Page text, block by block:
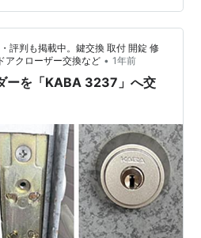
するという作業はスムーズに完
ピンシリンダーとは異なる構造
…評判も掲載中。鍵交換 取付 開錠 修
アクローザー交換など • 1年前
ーを「KABA 3237」へ交